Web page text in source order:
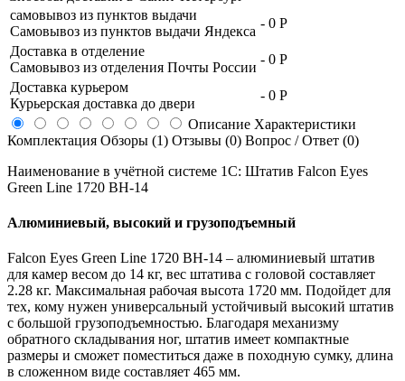
самовывоз из пунктов выдачи
Самовывоз из пунктов выдачи Яндекса
- 0 Р
Доставка в отделение
Самовывоз из отделения Почты России
- 0 Р
Доставка курьером
Курьерская доставка до двери
- 0 Р
Описание Характеристики
Комплектация Обзоры (1) Отзывы (0) Вопрос / Ответ (0)
Наименование в учётной системе 1С: Штатив Falcon Eyes
Green Line 1720 BH-14
Алюминиевый, высокий и грузоподъемный
Falcon Eyes Green Line 1720 BH-14 – алюминиевый штатив
для камер весом до 14 кг, вес штатива с головой составляет
2.28 кг. Максимальная рабочая высота 1720 мм. Подойдет для
тех, кому нужен универсальный устойчивый высокий штатив
с большой грузоподъемностью. Благодаря механизму
обратного складывания ног, штатив имеет компактные
размеры и сможет поместиться даже в походную сумку, длина
в сложенном виде составляет 465 мм.